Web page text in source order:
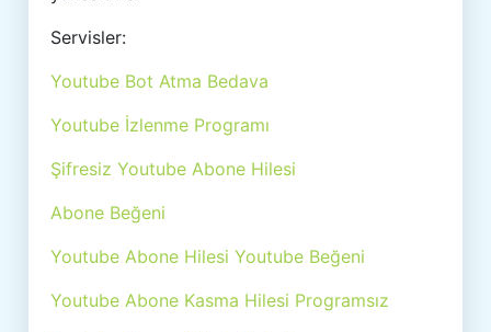
Servisler:
Youtube Bot Atma Bedava
Youtube İzlenme Programı
Şifresiz Youtube Abone Hilesi
Abone Beğeni
Youtube Abone Hilesi Youtube Beğeni
Youtube Abone Kasma Hilesi Programsız